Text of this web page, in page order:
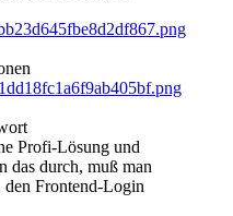
Profi-Lösung und
das durch, muß man
den Frontend-Login